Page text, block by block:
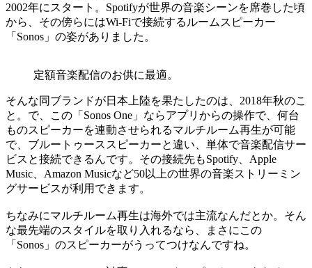
2002年にスタート。Spotifyが世界の音楽シーンを席巻した頃
から、その傍らにはWi-Fiで接続するルームスピーカー
「Sonos」の姿がありました。
定額音楽配信のお供に最適。
そんな同ブランドが日本上陸を果たしたのは、2018年秋のこ
と。で、この「Sonos One」ならアプリからの操作で、何台
ものスピーカーを連動させられるマルチルーム再生が可能
で、ブルートゥーススピーカーと違い、単体で音楽配信サー
ビスと接続できるんです。その接続先もSpotify、Apple
Music、Amazon Musicなど50以上の世界の音楽ストリーミン
グサービスが利用できます。
ちなみにマルチルーム再生は海外では主流なんだとか。そん
な最先端のスタイルを取り入れるなら、まさにこの
「Sonos」のスピーカーがうってつけなんですね。